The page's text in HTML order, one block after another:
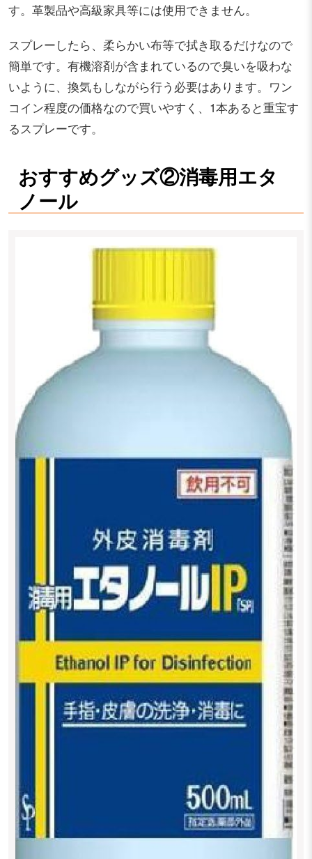
す。革製品や高級家具等には使用できません。
スプレーしたら、柔らかい布等で拭き取るだけなので
簡単です。有機溶剤が含まれているので臭いを吸わな
いように、換気もしながら行う必要はあります。ワン
コイン程度の価格なので買いやすく、1本あると重宝す
るスプレーです。
おすすめグッズ②消毒用エタ
ノール